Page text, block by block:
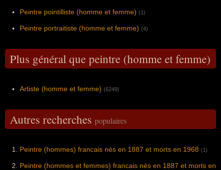
Peintre pointilliste (homme et femme) (1)
Peintre portraitiste (homme et femme) (4)
Plus général que peintre (homme et femme)
Artiste (homme et femme) (6249)
Autres recherches populaires
Peintre (hommes) francais nés en 1887 et morts en 1968 (1)
Peintre (hommes et femmes) francais nés en 1887 et morts en